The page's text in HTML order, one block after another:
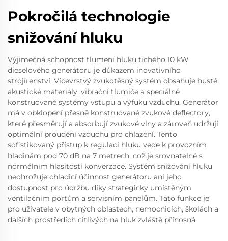
Pokročilá technologie
snižování hluku
Výjimečná schopnost tlumení hluku tichého 10 kW
dieselového generátoru je důkazem inovativního
strojírenství. Vícevrstvý zvukotěsný systém obsahuje husté
akustické materiály, vibrační tlumiče a speciálně
konstruované systémy vstupu a výfuku vzduchu. Generátor
má v obklopení přesně konstruované zvukové deflectory,
které přesměrují a absorbují zvukové vlny a zároveň udržují
optimální proudění vzduchu pro chlazení. Tento
sofistikovaný přístup k regulaci hluku vede k provozním
hladinám pod 70 dB na 7 metrech, což je srovnatelné s
normálním hlasitostí konverzace. Systém snižování hluku
neohrožuje chladicí účinnost generátoru ani jeho
dostupnost pro údržbu díky strategicky umístěným
ventilačním portům a servisním panelům. Tato funkce je
pro uživatele v obytných oblastech, nemocnicích, školách a
dalších prostředích citlivých na hluk zvláště přínosná.